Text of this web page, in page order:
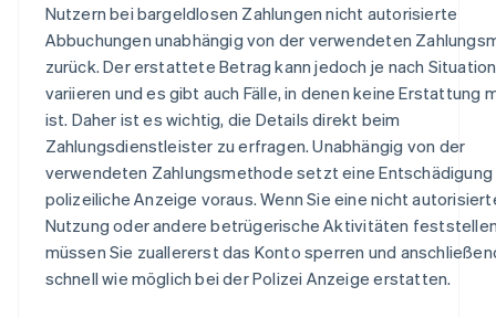
Nutzern bei bargeldlosen Zahlungen nicht autorisierte
Abbuchungen unabhängig von der verwendeten
zurück. Der erstattete Betrag kann jedoch je nach Situation
variieren und es gibt auch Fälle, in denen keine Erstattung
ist. Daher ist es wichtig, die Details direkt beim
Zahlungsdienstleister zu erfragen. Unabhängig von der
verwendeten Zahlungsmethode setzt eine Entschädigung
polizeiliche Anzeige voraus. Wenn Sie eine nicht
Nutzung oder andere betrügerische Aktivitäten
müssen Sie zuallererst das Konto sperren und
schnell wie möglich bei der Polizei Anzeige erstatten.